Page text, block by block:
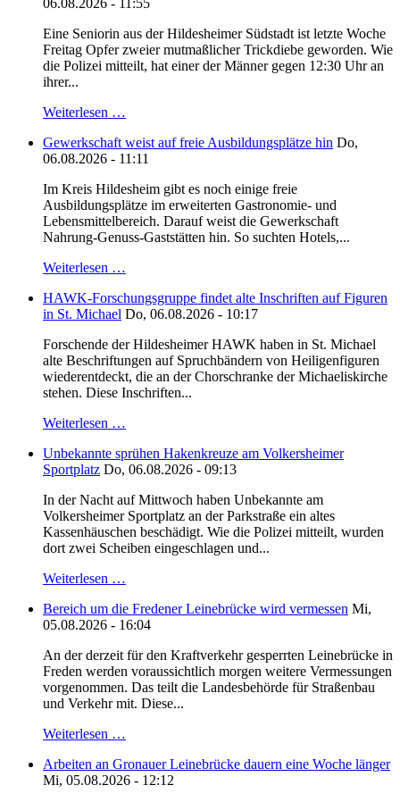
06.08.2026 - 11:55
Eine Seniorin aus der Hildesheimer Südstadt ist letzte Woche
Freitag Opfer zweier mutmaßlicher Trickdiebe geworden. Wie
die Polizei mitteilt, hat einer der Männer gegen 12:30 Uhr an
ihrer...
Weiterlesen …
Gewerkschaft weist auf freie Ausbildungsplätze hin Do,
06.08.2026 - 11:11
Im Kreis Hildesheim gibt es noch einige freie
Ausbildungsplätze im erweiterten Gastronomie- und
Lebensmittelbereich. Darauf weist die Gewerkschaft
Nahrung-Genuss-Gaststätten hin. So suchten Hotels,...
Weiterlesen …
HAWK-Forschungsgruppe findet alte Inschriften auf Figuren
in St. Michael Do, 06.08.2026 - 10:17
Forschende der Hildesheimer HAWK haben in St. Michael
alte Beschriftungen auf Spruchbändern von Heiligenfiguren
wiederentdeckt, die an der Chorschranke der Michaeliskirche
stehen. Diese Inschriften...
Weiterlesen …
Unbekannte sprühen Hakenkreuze am Volkersheimer
Sportplatz Do, 06.08.2026 - 09:13
In der Nacht auf Mittwoch haben Unbekannte am
Volkersheimer Sportplatz an der Parkstraße ein altes
Kassenhäuschen beschädigt. Wie die Polizei mitteilt, wurden
dort zwei Scheiben eingeschlagen und...
Weiterlesen …
Bereich um die Fredener Leinebrücke wird vermessen Mi,
05.08.2026 - 16:04
An der derzeit für den Kraftverkehr gesperrten Leinebrücke in
Freden werden voraussichtlich morgen weitere Vermessungen
vorgenommen. Das teilt die Landesbehörde für Straßenbau
und Verkehr mit. Diese...
Weiterlesen …
Arbeiten an Gronauer Leinebrücke dauern eine Woche länger
Mi, 05.08.2026 - 12:12